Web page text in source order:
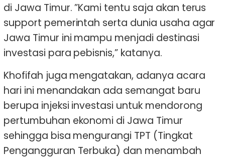
di Jawa Timur. ”Kami tentu saja akan terus
support pemerintah serta dunia usaha agar
Jawa Timur ini mampu menjadi destinasi
investasi para pebisnis,” katanya.
Khofifah juga mengatakan, adanya acara
hari ini menandakan ada semangat baru
berupa injeksi investasi untuk mendorong
pertumbuhan ekonomi di Jawa Timur
sehingga bisa mengurangi TPT (Tingkat
Pengangguran Terbuka) dan menambah